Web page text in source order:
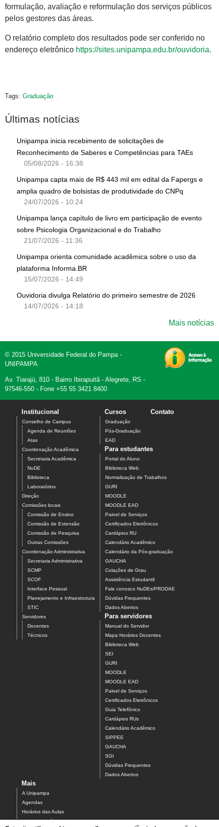
formulação, avaliação e reformulação dos serviços públicos
pelos gestores das áreas.
O relatório completo dos resultados pode ser conferido no
endereço eletrônico https://sites.unipampa.edu.br/ouvidoria.
Tags: Graduação
Últimas notícias
Unipampa inicia recebimento de solicitações de
Reconhecimento de Saberes e Competências para TAEs
05/08/2026 - 16:38
Unipampa capta mais de R$ 443 mil em edital da Fapergs e
amplia quadro de bolsistas de produtividade do CNPq
24/07/2026 - 10:24
Unipampa lança capítulo de livro em participação de evento
sobre Psicologia Organizacional e do Trabalho
21/07/2026 - 11:36
Unipampa orienta comunidade acadêmica sobre o uso da
plataforma Informa.BR
15/07/2026 - 14:49
Ouvidoria divulga Relatório do primeiro semestre de 2026
14/07/2026 - 14:18
Mais notícias
© 2015 Universidade Federal do Pampa -
UNIPAMPA
Av. Tiarajú, 810 - Bairro Ibirapuitã - Alegrete, RS -
97546-550 - Fone +55 55 3421 8400
Institucional
Conselho de Campus
Agenda de Reuniões
Atas
Coordenação Acadêmica
Secretaria Acadêmica
NuDE
Biblioteca
Laboratórios
Direção
Comissões locais
Comissão de Ensino
Comissão de Extensão
Comissão de Pesquisa
Outras Comissões
Coordenação Administrativa
Secretaria Administrativa
SCMP
SCOF
Interface Pessoal
Planejamento e Infraestrutura
STIC
Servidores
Docentes
Técnicos
Cursos
Graduação
Pós-Graduação
EAD
Contato
Para estudantes
Portal do Aluno
Biblioteca Web
Normalização de Trabalhos
GURI
MOODLE
MOODLE EAD
Painel de Serviços
Certificados Eletrônicos
Cardápios RU
Calendário Acadêmico
Calendário da Pós-graduação
GAUCHA
Colações de Grau
Assistência Estudantil
Fale conosco NuDEs/PRODAE
Dúvidas Frequentes
Dados Abertos
Para servidores
Manual do Servidor
Mapa Horários Docentes
Biblioteca Web
SEI
GURI
MOODLE
MOODLE EAD
Painel de Serviços
Certificados Eletrônicos
Guia Telefônico
Cardápios RUs
Calendário Acadêmico
SIPPEE
GAUCHA
SGI
Dúvidas Frequentes
Dados Abertos
Mais
A Unipampa
Agendas
Horários das Aulas
Centro Acadêmico do Campus Alegrete